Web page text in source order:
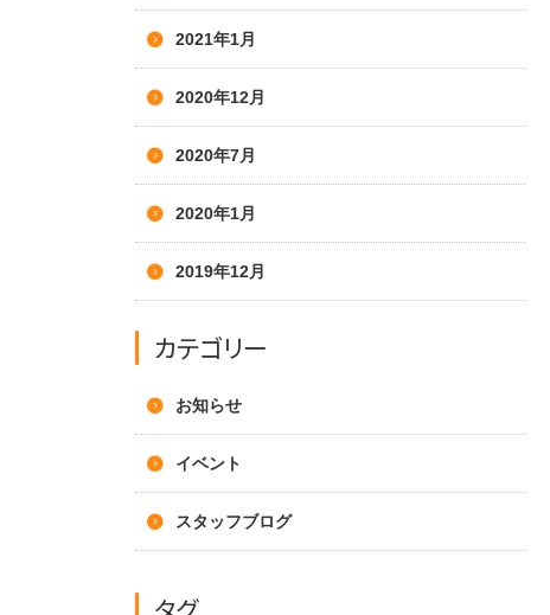
2021年1月
2020年12月
2020年7月
2020年1月
2019年12月
カテゴリー
お知らせ
イベント
スタッフブログ